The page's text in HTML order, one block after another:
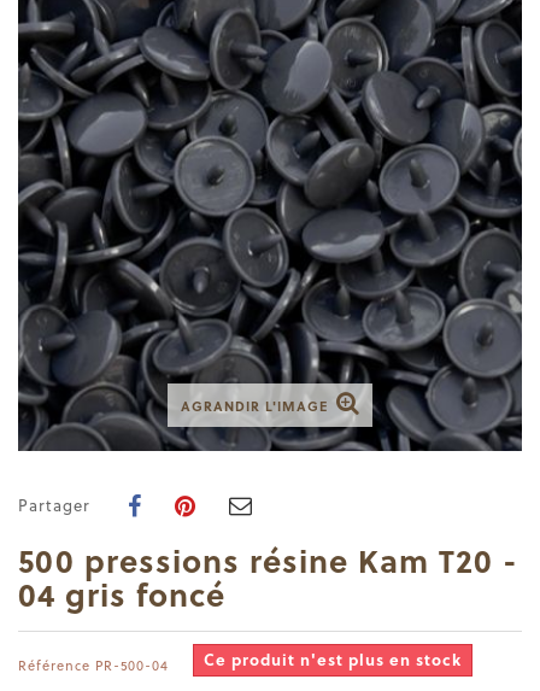
AGRANDIR L'IMAGE
Partager
500 pressions résine Kam T20 -
04 gris foncé
Référence PR-500-04 Ce produit n'est plus en stock